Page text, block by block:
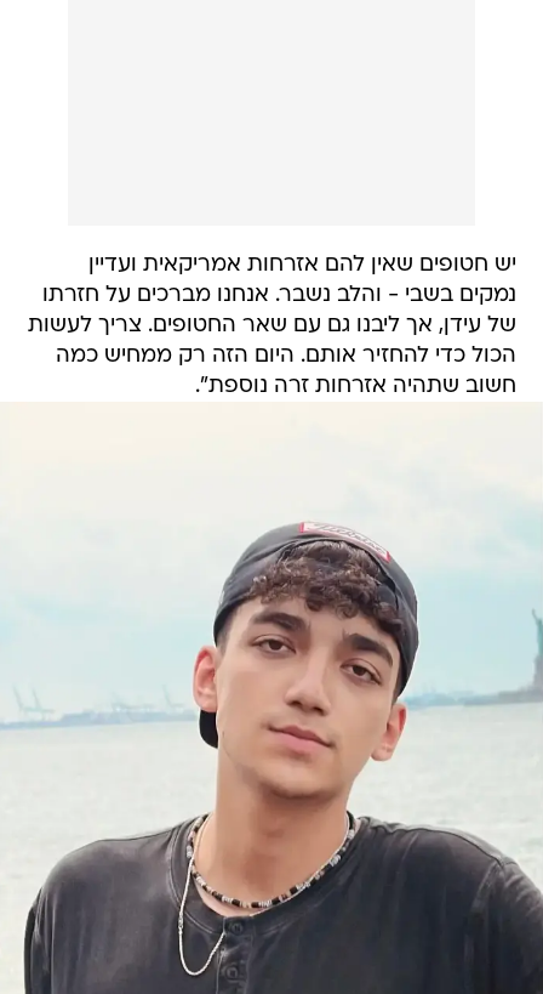
יש חטופים שאין להם אזרחות אמריקאית ועדיין
נמקים בשבי - והלב נשבר. אנחנו מברכים על חזרתו
של עידן, אך ליבנו גם עם שאר החטופים. צריך לעשות
הכול כדי להחזיר אותם. היום הזה רק ממחיש כמה
חשוב שתהיה אזרחות זרה נוספת".